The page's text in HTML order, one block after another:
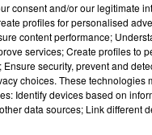
consent and/or our legitimate
profiles for personalised
content performance;
services; Create profiles to
security, prevent and
choices. These technologies
Identify devices based on
data sources; Link different